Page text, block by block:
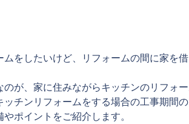
ムをしたいけど、リフォームの間に家を
が、家に住みながらキッチンのリフォー
チンリフォームをする場合の工事期間
ポイントをご紹介します。